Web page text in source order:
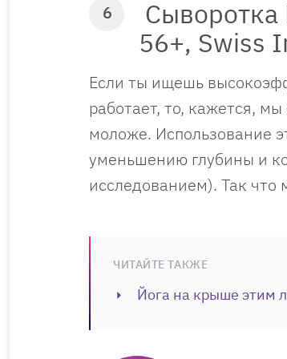
6
56+, Swiss
Если ты ищешь
работает, то, кажется,
моложе. Использование
уменьшению глубины и
исследованием). Так
ЧИТАЙТЕ ТАКЖЕ
Йога на крыше этим